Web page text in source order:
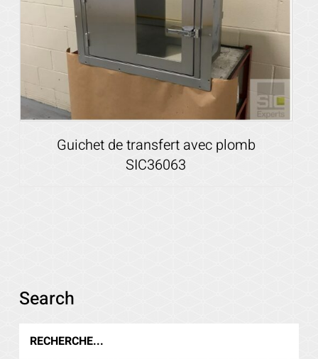
Voir les détails
Guichet de transfert avec plomb
SIC36063
Search